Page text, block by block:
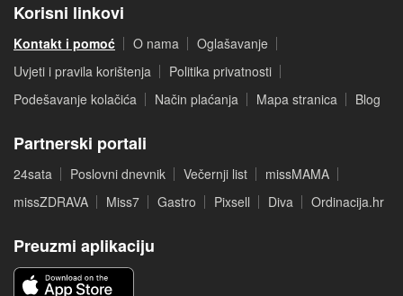
Korisni linkovi
Kontakt i pomoć O nama
Oglašavanje
Uvjeti i pravila korištenja
Politika privatnosti
Podešavanje kolačića
Način plaćanja Mapa stranica Blog
Partnerski portali
24sata Poslovni dnevnik Večernji list
missMAMA
missZDRAVA
Miss7 Gastro Pixsell Diva Ordinacija.hr
Preuzmi aplikaciju